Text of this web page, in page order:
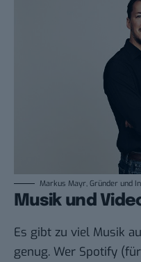
Markus Mayr, Gründer und
Musik und
Es gibt zu viel Musik
genug. Wer Spotify (für